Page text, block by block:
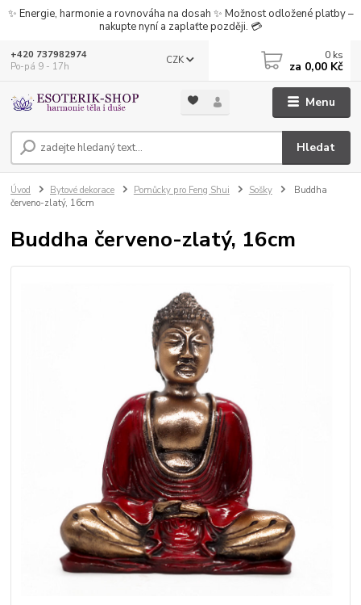
✨ Energie, harmonie a rovnováha na dosah ✨ Možnost odložené platby –
nakupte nyní a zaplaťte později. 💳
Menu
CZK
Hledat
+420 737982974
Po-pá 9 - 17h
0 ks
za 0,00 Kč
Úvod Bytové dekorace Pomůcky pro Feng Shui Sošky
Buddha
červeno-zlatý, 16cm
Buddha červeno-zlatý, 16cm